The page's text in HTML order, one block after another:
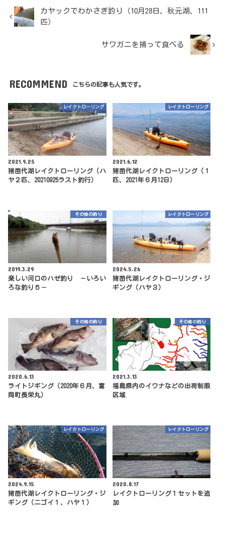
カヤックでわかさぎ釣り（10月28日、秋元湖、111
匹）
サワガニを捕って食べる
RECOMMEND こちらの記事も人気です。
レイクトローリング
2021.9.25
猪苗代湖レイクトローリング（ハ
ヤ２匹、20210925ラスト釣行）
レイクトローリング
2021.6.12
猪苗代湖レイクトローリング（１
匹、2021年６月12日）
その他の釣り
2019.3.29
楽しい河口のハゼ釣り －いろい
ろな釣り５－
レイクトローリング
2024.5.26
猪苗代湖レイクトローリング・ジ
ギング（ハヤ３）
その他の釣り
2020.6.13
ライトジギング（2020年６月、富
岡町長栄丸）
その他の釣り
2021.3.13
福島県内のイワナなどの出荷制限
区域
レイクトローリング
2024.9.15
猪苗代湖レイクトローリング・ジ
ギング（ニゴイ１、ハヤ１）
レイクトローリング
2020.8.17
レイクトローリング１セットを追
加